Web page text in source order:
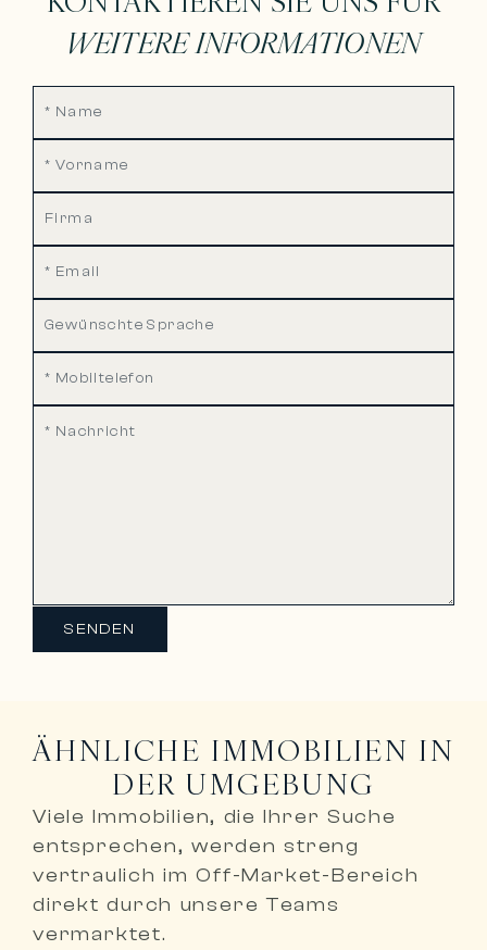
WEITERE INFORMATIONEN
SENDEN
ÄHNLICHE IMMOBILIEN IN
DER UMGEBUNG
Viele Immobilien, die Ihrer Suche
entsprechen, werdenstreng
vertraulich im Off-Market-Bereich
direkt durch unsere Teams
vermarktet.